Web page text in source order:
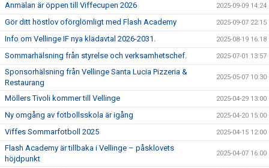
Anmälan är öppen till Viffecupen 2026 2025-09-09 14:24
Gör ditt höstlov oförglömligt med Flash Academy 2025-09-07 22:15
Info om Vellinge IF nya klädavtal 2026-2031. 2025-08-19 16:18
Sommarhälsning från styrelse och verksamhetschef. 2025-07-01 13:57
Sponsorhälsning från Vellinge Santa Lucia Pizzeria &
Restaurang
2025-05-07 10:30
Möllers Tivoli kommer till Vellinge 2025-04-29 13:00
Ny omgång av fotbollsskola är igång 2025-04-20 15:00
Viffes Sommarfotboll 2025 2025-04-15 12:00
Flash Academy är tillbaka i Vellinge – påsklovets
höjdpunkt
2025-04-07 16:00